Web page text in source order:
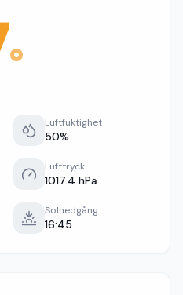
°
Luftfuktighet
50%
Lufttryck
1017.4 hPa
Solnedgång
16:45